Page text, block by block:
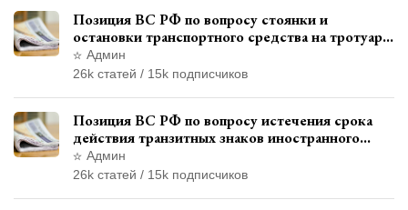
Позиция ВС РФ по вопросу стоянки и
остановки транспортного средства на тротуаре
и квалификации административного
правонарушения
Админ
26k статей / 15k подписчиков
Позиция ВС РФ по вопросу истечения срока
действия транзитных знаков иностранного
государства и отсутствия состава
административного правонарушения
Админ
26k статей / 15k подписчиков